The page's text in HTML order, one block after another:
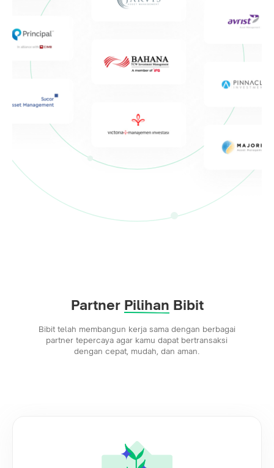
Partner Pilihan Bibit
Bibit telah membangun kerja sama dengan berbagai
partner tepercaya agar kamu dapat bertransaksi
dengan cepat, mudah, dan aman.